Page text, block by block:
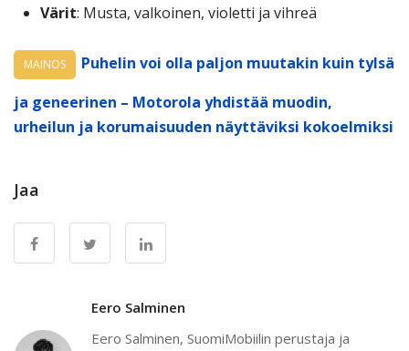
Värit: Musta, valkoinen, violetti ja vihreä
MAINOS
Puhelin voi olla paljon muutakin kuin tylsä
ja geneerinen – Motorola yhdistää muodin,
urheilun ja korumaisuuden näyttäviksi kokoelmiksi
Jaa
Eero Salminen
Eero Salminen, SuomiMobiilin perustaja ja